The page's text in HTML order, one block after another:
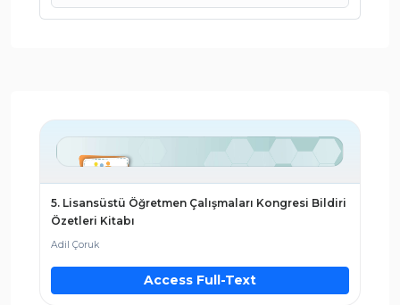
5. Lisansüstü Öğretmen Çalışmaları Kongresi Bildiri
Özetleri Kitabı
Adil Çoruk
Access Full-Text